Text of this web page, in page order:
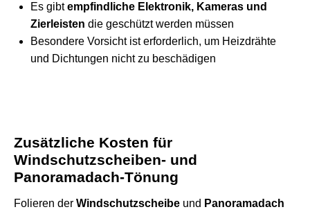
Es gibtempfindliche Elektronik, Kameras und
Zierleisten die geschützt werden müssen
Besondere Vorsicht ist erforderlich, um Heizdrähte
und Dichtungen nicht zu beschädigen
Zusätzliche Kosten für
Windschutzscheiben- und
Panoramadach-Tönung
Folieren der Windschutzscheibe und Panoramadach